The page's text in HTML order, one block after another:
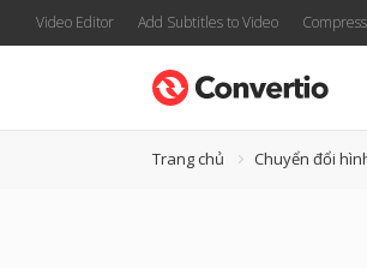
Video Editor Add Subtitles to Video
Trang chủ Chuyển đổi